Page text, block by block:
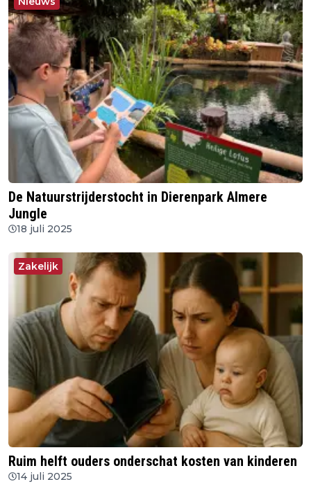
De Natuurstrijderstocht in Dierenpark Almere
Jungle
18 juli 2025
Zakelijk
Ruim helft ouders onderschat kosten van kinderen
14 juli 2025